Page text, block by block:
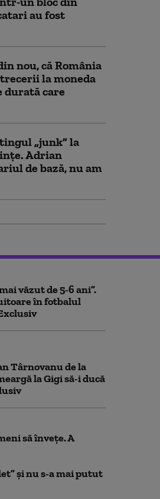
au fost
nou, că România
la moneda
durată care
„junk” la
Adrian
de bază, nu am
văzut de 5-6 ani”.
în fotbalul
Târnovanu de la
la Gigi să-i ducă
să înveţe. A
și nu s-a mai putut